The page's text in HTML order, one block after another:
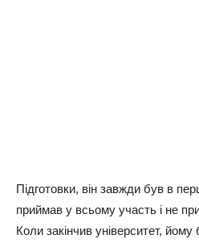
Підготовки, він завжди був в
приймав у всьому участь і не
Коли закінчив університет,